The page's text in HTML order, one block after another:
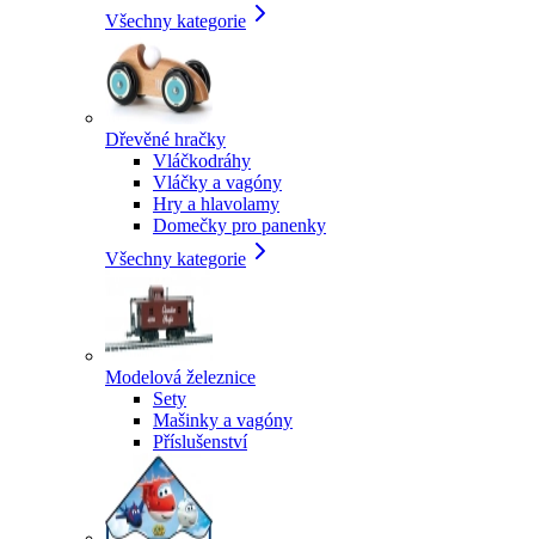
Všechny kategorie
Dřevěné hračky
Vláčkodráhy
Vláčky a vagóny
Hry a hlavolamy
Domečky pro panenky
Všechny kategorie
Modelová železnice
Sety
Mašinky a vagóny
Příslušenství